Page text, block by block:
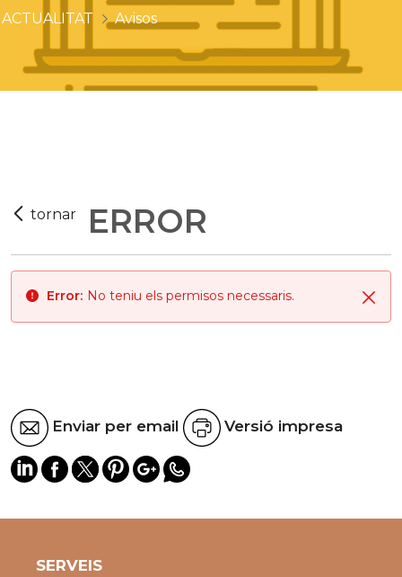
ACTUALITAT Avisos
ERROR
Error: No teniu els permisos necessaris.
Enviar per email Versió impresa
SERVEIS